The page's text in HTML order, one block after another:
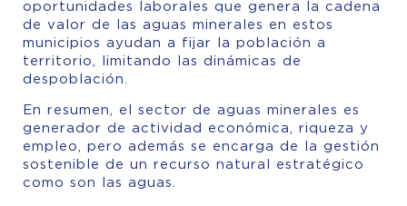
oportunidades laborales que genera la cadena
de valor de las aguas minerales en estos
municipios ayudan a fijar la población a
territorio, limitando las dinámicas de
despoblación.
En resumen, el sector de aguas minerales es
generador de actividad económica, riqueza y
empleo, pero además se encarga de la gestión
sostenible de un recurso natural estratégico
como son las aguas.